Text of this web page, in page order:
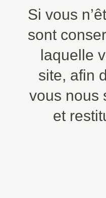
Si vous
sont
laquelle
site, afin
vous nous
et